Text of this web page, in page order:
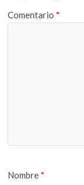
Comentario *
Nombre *